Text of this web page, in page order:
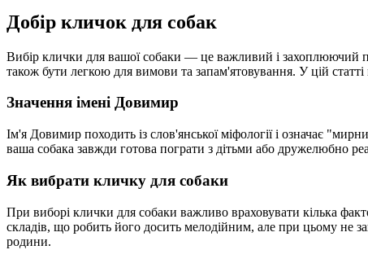
Добір кличок для собак
Вибір клички для вашої собаки — це важливий і захоплюючий
також бути легкою для вимови та запам'ятовування. У цій
Значення імені Довимир
Ім'я Довимир походить із слов'янської міфології і означає
ваша собака завжди готова пограти з дітьми або дружелюбно
Як вибрати кличку для собаки
При виборі клички для собаки важливо враховувати кілька
складів, що робить його досить мелодійним, але при цьому не
родини.